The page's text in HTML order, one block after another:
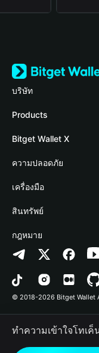
บริษัท
เกี่ยวกับ Bitget Wallet
Blog
Academy
ข่าวสารด้านคริปโต
ศูนย์ช่วยเหลือ
ติดต่อเรา
ทรัพยากรข้อมูลของแบร
อาชีพ
Products
Crypto Card
Stablecoin Earn
Payfi Crypto
Crypto Swap API
Altcoin Season Index
Prediction Markets
DApp
RWA
Bitget Wallet X
นักพัฒนา
เชื่อมต่อ Wallet
Bitget Wallet Pay
ลิสต์โปรเจกต์
ความปลอดภัย
Protection Fund
เทคโนโลยีความปลอดภัย
เครื่องมือ
ซื้อคริปโต
การตรวจจับการอนุญาต
การตรวจจับสัญญา
การโอนเป็นชุด
สินทรัพย์
Arbitrum
Avalanche
Bitcoin
Polygon
กฎหมาย
นโยบายความเป็นส่วนตั
ข้อตกลงในการใช้บริกา
© 2018-2026 Bitget Wallet
ทำความเข้าใจโทเ